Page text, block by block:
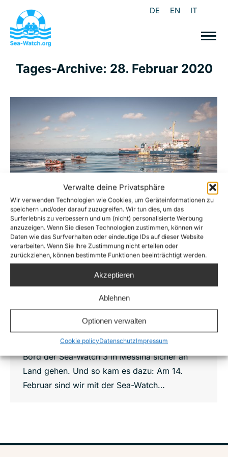
Verwalte deine Privatsphäre
Wir verwenden Technologien wie Cookies, um Geräteinformationen zu
speichern und/oder darauf zuzugreifen. Wir tun dies, um das
Surferlebnis zu verbessern und um (nicht) personalisierte Werbung
anzuzeigen. Wenn Sie diesen Technologien zustimmen, können wir
Daten wie das Surfverhalten oder eindeutige IDs auf dieser Website
verarbeiten. Wenn Sie Ihre Zustimmung nicht erteilen oder
zurückziehen, können bestimmte Funktionen beeinträchtigt werden.
Akzeptieren
Ablehnen
Optionen verwalten
Cookie policyDatenschutzImpressum
DE EN IT
Tages-Archive: 28. Februar 2020
Sea-Watch 3 rettet 194 Menschen und
kommt in Quarantäne
News,Sea-Watch 3 Von Lennart Diesen
Wir haben zwei sehr anstrengende Wochen
hinter uns. Bei unserem zweiten Einsatz in
Tage 194 Menschen von drei Booten retten.
Gestern durften die Geretteten endlich von
Bord der Sea-Watch 3 in Messina sicher an
Land gehen. Und so kam es dazu: Am 14.
Februar sind wir mit der Sea-Watch…